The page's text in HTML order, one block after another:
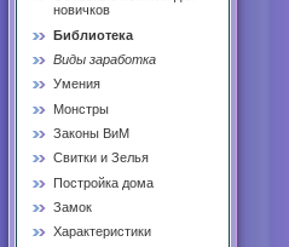
новичков
Библиотека
Виды заработка
Умения
Монстры
Законы ВиМ
Свитки и Зелья
Постройка дома
Замок
Характеристики